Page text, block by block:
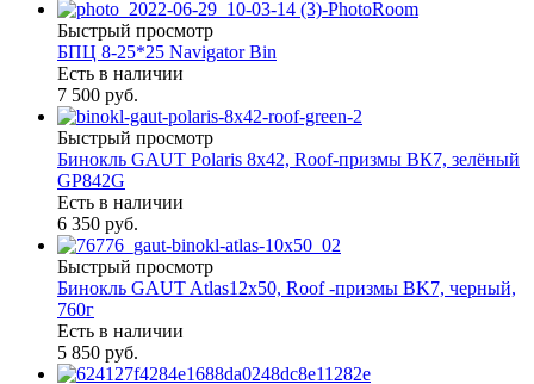
Быстрый просмотр
БПЦ 8-25*25 Navigator Bin
Есть в наличии
7 500 руб.
Быстрый просмотр
Бинокль GAUT Polaris 8x42, Roof-призмы ВК7, зелёный
GP842G
Есть в наличии
6 350 руб.
Быстрый просмотр
Бинокль GAUT Atlas12x50, Roof -призмы ВK7, черный,
760г
Есть в наличии
5 850 руб.